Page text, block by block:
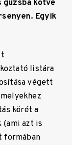
gúzsba kötve
Egyik
listára
végett
körét a
(ami azt is
formában